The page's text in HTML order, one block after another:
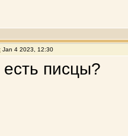
Jan 4 2023, 12:30
есть писцы?